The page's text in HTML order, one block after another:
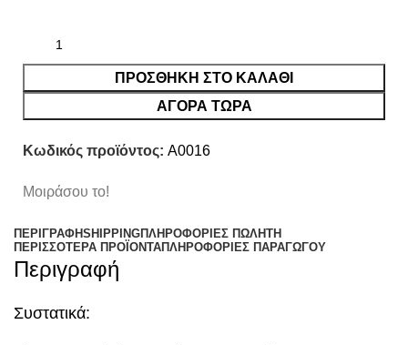
ΠΡΟΣΘΉΚΗ ΣΤΟ ΚΑΛΆΘΙ
ΑΓΟΡΑ ΤΩΡΑ
Κωδικός προϊόντος: A0016
Μοιράσου το!
ΠΕΡΙΓΡΑΦΉSHIPPINGΠΛΗΡΟΦΟΡΊΕΣ ΠΩΛΗΤΉ
ΠΕΡΙΣΣΌΤΕΡΑ ΠΡΟΪΌΝΤΑΠΛΗΡΟΦΟΡΙΕΣ ΠΑΡΑΓΩΓΟΥ
Περιγραφή
Συστατικά: